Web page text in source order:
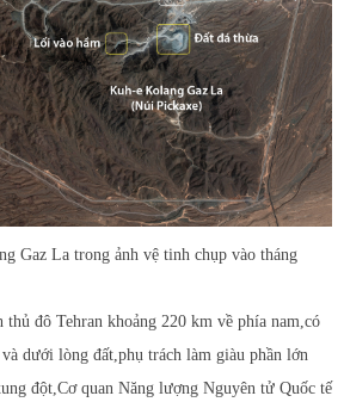
Gaz La trong ảnh vệ tinh chụp vào tháng
thủ đô Tehran khoảng 220 km về phía nam,có
dưới lòng đất,phụ trách làm giàu phần lớn
đột,Cơ quan Năng lượng Nguyên tử Quốc tế